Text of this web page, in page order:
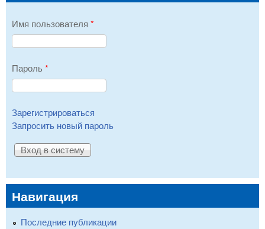
Имя пользователя *
Пароль *
Зарегистрироваться
Запросить новый пароль
Навигация
Последние публикации